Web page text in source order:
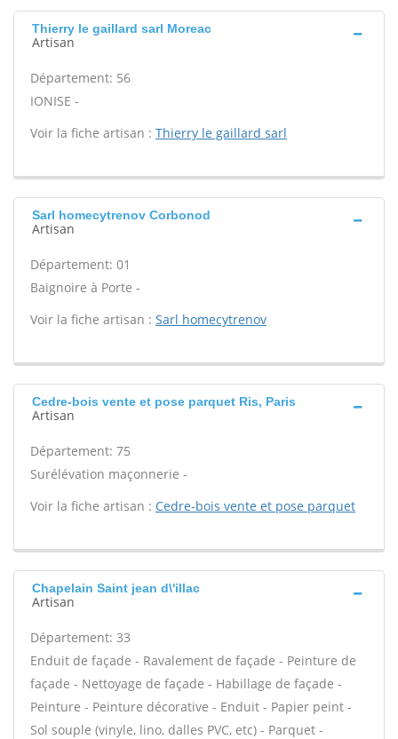
Thierry le gaillard sarl Moreac
Artisan
Département: 56
IONISE -
Voir la fiche artisan : Thierry le gaillard sarl
Sarl homecytrenov Corbonod
Artisan
Département: 01
Baignoire à Porte -
Voir la fiche artisan : Sarl homecytrenov
Cedre-bois vente et pose parquet Ris, Paris
Artisan
Département: 75
Surélévation maçonnerie -
Voir la fiche artisan : Cedre-bois vente et pose parquet
Chapelain Saint jean d\'illac
Artisan
Département: 33
Enduit de façade - Ravalement de façade - Peinture de
façade - Nettoyage de façade - Habillage de façade -
Peinture - Peinture décorative - Enduit - Papier peint -
Sol souple (vinyle, lino, dalles PVC, etc) - Parquet -